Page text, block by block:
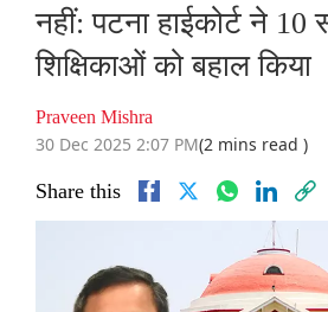
नहीं: पटना हाईकोर्ट ने 10
शिक्षिकाओं को बहाल किया
Praveen Mishra
30 Dec 2025 2:07 PM(2 mins read )
Share this